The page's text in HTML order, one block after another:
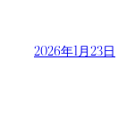
2026年1月23日